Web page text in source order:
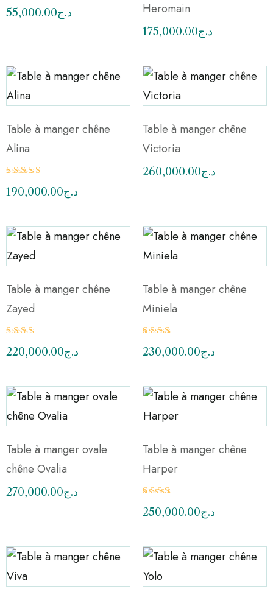
2.50
د.ج55,000.00
Heromain
د.ج175,000.00
Table à manger chêne
Alina
3.00
د.ج190,000.00
Table à manger chêne
Victoria
د.ج260,000.00
Table à manger chêne
Zayed
2.49
د.ج220,000.00
Table à manger chêne
Miniela
2.60
د.ج230,000.00
Table à manger ovale
chêne Ovalia
د.ج270,000.00
Table à manger chêne
Harper
2.41
د.ج250,000.00